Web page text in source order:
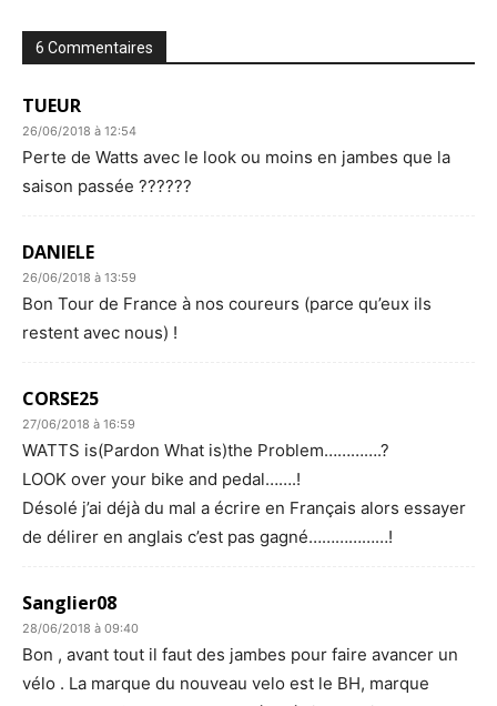
6 Commentaires
TUEUR
26/06/2018 à 12:54
Perte de Watts avec le look ou moins en jambes que la
saison passée ??????
DANIELE
26/06/2018 à 13:59
Bon Tour de France à nos coureurs (parce qu’eux ils
restent avec nous) !
CORSE25
27/06/2018 à 16:59
WATTS is(Pardon What is)the Problem………….?
LOOK over your bike and pedal…….!
Désolé j’ai déjà du mal a écrire en Français alors essayer
de délirer en anglais c’est pas gagné………………!
Sanglier08
28/06/2018 à 09:40
Bon , avant tout il faut des jambes pour faire avancer un
vélo . La marque du nouveau velo est le BH, marque